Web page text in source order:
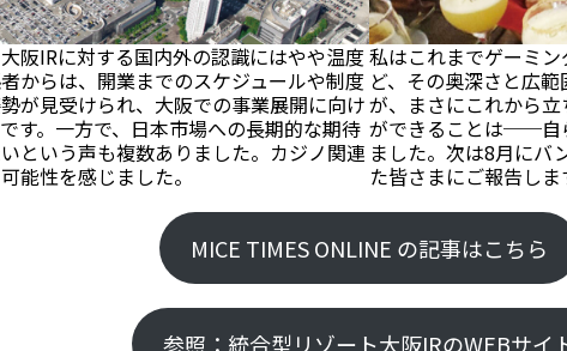
阪IRに対する国内外の認識にはやや温度
からは、開業までのスケジュールや制度
が見受けられ、大阪での事業展開に向け
す。一方で、日本市場への長期的な期待
という声も複数ありました。カジノ関連
能性を感じました。
私はこれまでゲーミ
ど、その奥深さと広
が、まさにこれから
ができることは──自
ました。次は8月にバ
た皆さまにご報告しま
MICE TIMES ONLINE の記事はこちら
参照：統合型リゾート大阪IRのWEBサイ